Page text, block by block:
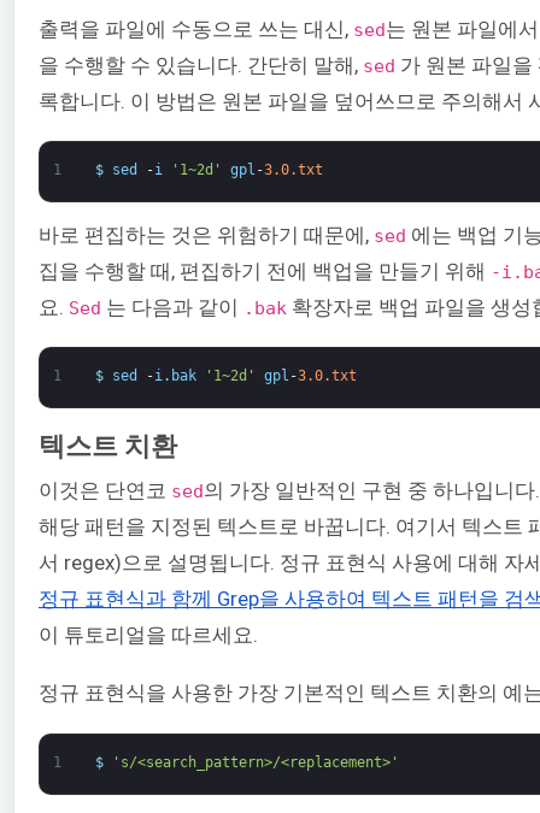
출력을 파일에 수동으로 쓰는 대신, sed는 원본 파일에
을 수행할 수 있습니다. 간단히 말해, sed 가 원본 파일
록합니다. 이 방법은 원본 파일을 덮어쓰므로 주의해서
1 $ sed -i '1~2d' gpl -3.0.txt
바로 편집하는 것은 위험하기 때문에, sed 에는 백업 기
집을 수행할 때, 편집하기 전에 백업을 만들기 위해 -
요. Sed 는 다음과 같이 .bak 확장자로 백업 파일을 생성
1 $ sed -i. bak '1~2d' gpl -3.0.txt
텍스트 치환
이것은 단연코 sed의 가장 일반적인 구현 중 하나입니
해당 패턴을 지정된 텍스트로 바꿉니다. 여기서 텍스트
서 regex)으로 설명됩니다. 정규 표현식 사용에 대해 자
정규 표현식과 함께 Grep을 사용하여 텍스트 패턴을 검
이 튜토리얼을 따르세요.
정규 표현식을 사용한 가장 기본적인 텍스트 치환의 예
1 $ 's/<search_pattern>/<replacement>'